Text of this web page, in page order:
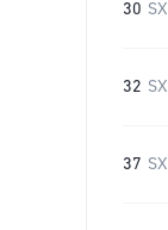
30 SXT
32 SXT
37 SXT